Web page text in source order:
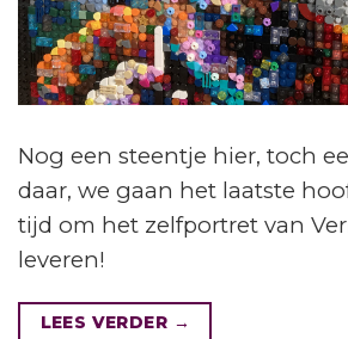
Nog een steentje hier, toch
daar, we gaan het laatste
tijd om het zelfportret van
leveren!
LEES VERDER →